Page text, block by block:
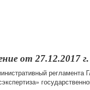
от 27.12.2017 г.
регламента